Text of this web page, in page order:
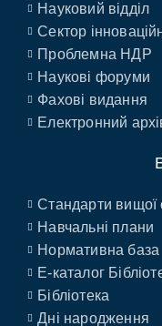
Науковий відділ
Сектор
Проблемна НДР
Наукові форуми
Фахові видання
Електронний
Стандарти вищої
Навчальні плани
Нормативна база
E-каталог
Бібліотека
Дні народження